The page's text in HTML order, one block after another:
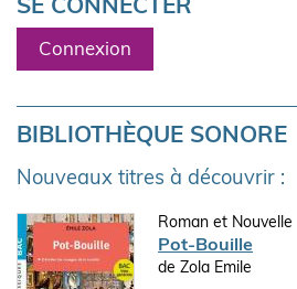
SE CONNECTER
Connexion
BIBLIOTHÈQUE SONORE
Nouveaux titres à découvrir :
Roman et Nouvelle
Pot-Bouille
de Zola Emile